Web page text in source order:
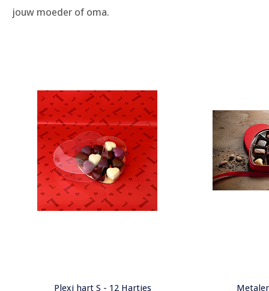
jouw moeder of oma.
Plexi hart S - 12 Hartjes